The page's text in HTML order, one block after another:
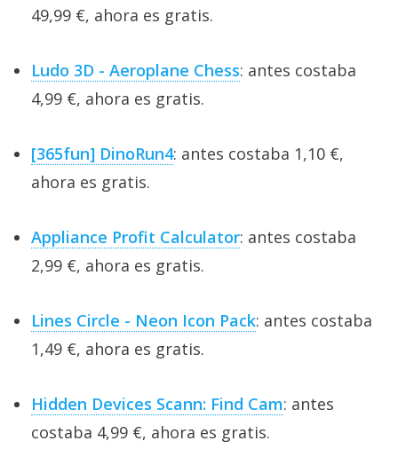
49,99 €, ahora es gratis.
Ludo 3D - Aeroplane Chess: antes costaba
4,99 €, ahora es gratis.
[365fun] DinoRun4: antes costaba 1,10 €,
ahora es gratis.
Appliance Profit Calculator: antes costaba
2,99 €, ahora es gratis.
Lines Circle - Neon Icon Pack: antes costaba
1,49 €, ahora es gratis.
Hidden Devices Scann: Find Cam: antes
costaba 4,99 €, ahora es gratis.